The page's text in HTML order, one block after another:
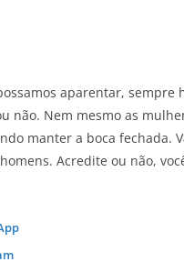
aparentar, sempre
não. Nem mesmo as
manter a boca fechada.
Acredite ou não,